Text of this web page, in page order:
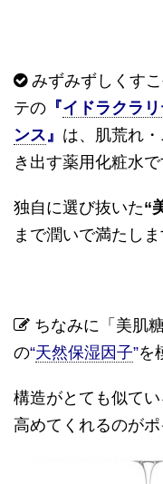
みずみずしくす
テの 『イドラクラ
ンス 』 は、肌荒れ
き出す薬用化粧水で
独自に選び抜いた“
まで潤いで満たしま
ちなみに「美肌
の“天然保湿因子”を
構造がとても似て
高めてくれるのがポ